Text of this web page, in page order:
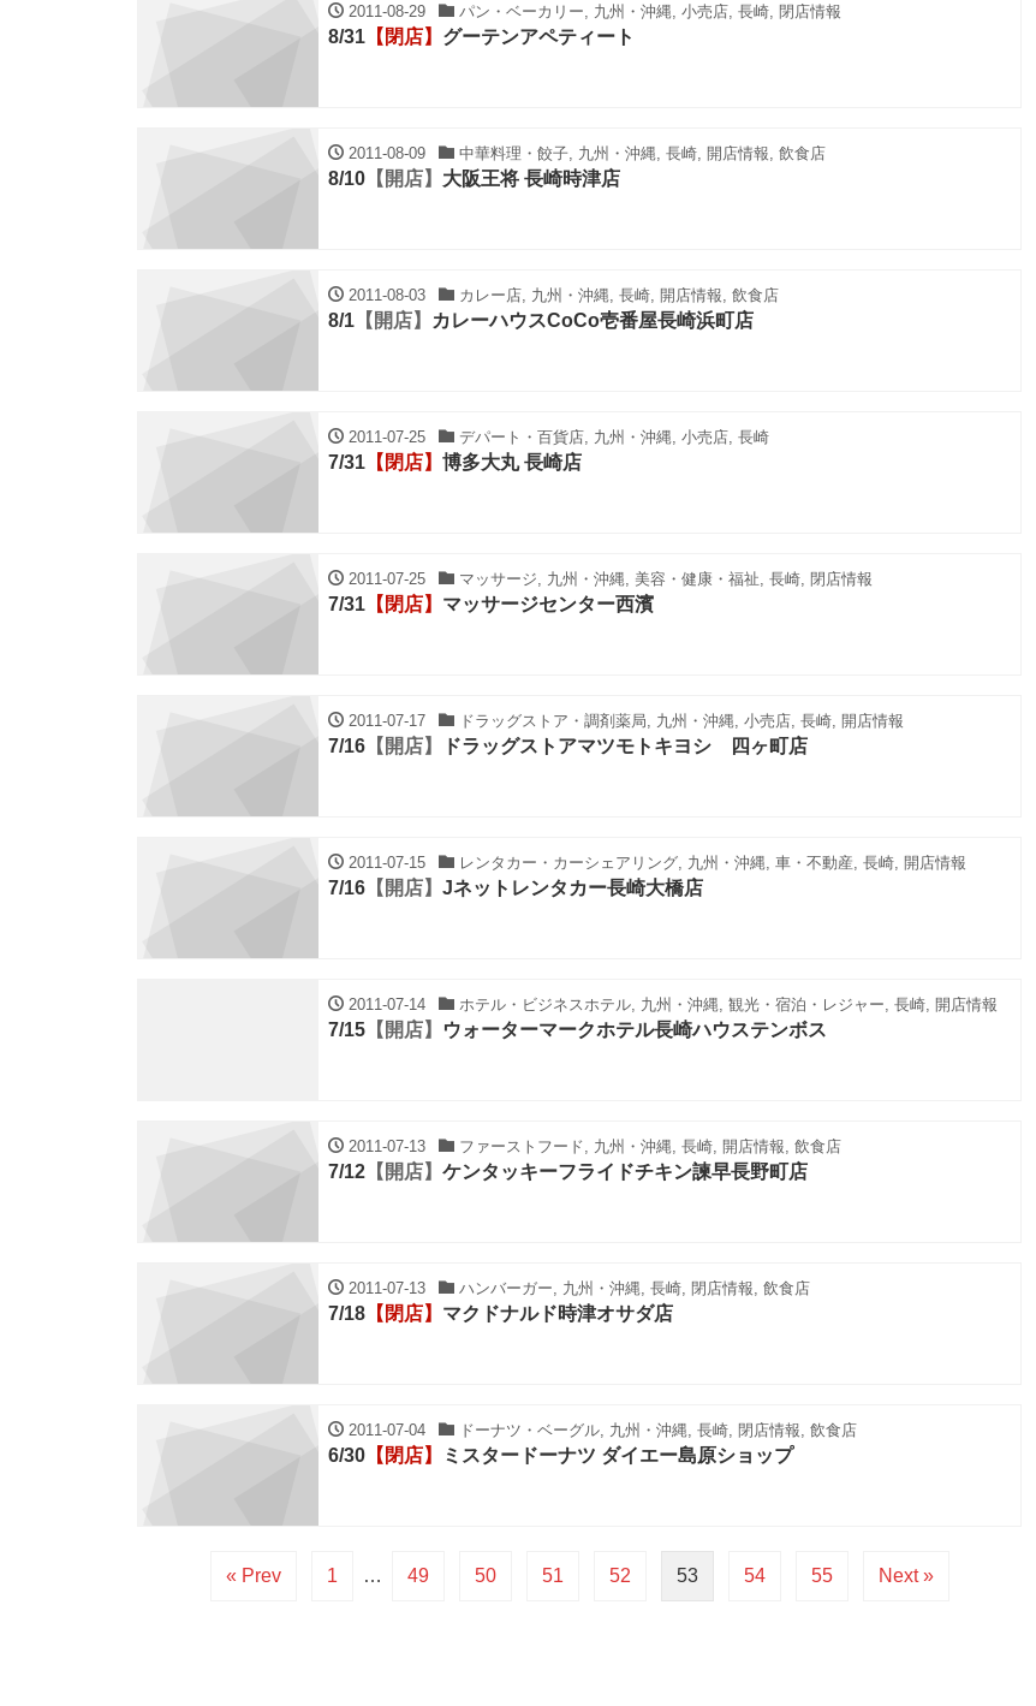
2011-08-29 パン・ベーカリー, 九州・沖縄, 小売店, 長崎, 閉店情報
8/31 【閉店】 グーテンアペティート
2011-08-09 中華料理・餃子, 九州・沖縄, 長崎, 開店情報, 飲食店
8/10 【開店】 大阪王将 長崎時津店
2011-08-03 カレー店, 九州・沖縄, 長崎, 開店情報, 飲食店
8/1 【開店】 カレーハウスCoCo壱番屋長崎浜町店
2011-07-25 デパート・百貨店, 九州・沖縄, 小売店, 長崎
7/31 【閉店】 博多大丸 長崎店
2011-07-25 マッサージ, 九州・沖縄, 美容・健康・福祉, 長崎, 閉店情報
7/31 【閉店】 マッサージセンター西濱
2011-07-17 ドラッグストア・調剤薬局, 九州・沖縄, 小売店, 長崎, 開店情報
7/16 【開店】 ドラッグストアマツモトキヨシ 四ヶ町店
2011-07-15 レンタカー・カーシェアリング, 九州・沖縄, 車・不動産, 長崎, 開店情報
7/16 【開店】 Jネットレンタカー長崎大橋店
2011-07-14 ホテル・ビジネスホテル, 九州・沖縄, 観光・宿泊・レジャー, 長崎, 開店情報
7/15 【開店】 ウォーターマークホテル長崎ハウステンボス
2011-07-13 ファーストフード, 九州・沖縄, 長崎, 開店情報, 飲食店
7/12 【開店】 ケンタッキーフライドチキン諫早長野町店
2011-07-13 ハンバーガー, 九州・沖縄, 長崎, 閉店情報, 飲食店
7/18 【閉店】 マクドナルド時津オサダ店
2011-07-04 ドーナツ・ベーグル, 九州・沖縄, 長崎, 閉店情報, 飲食店
6/30 【閉店】 ミスタードーナツ ダイエー島原ショップ
« Prev 1 … 49 50 51 52 53 54 55 Next »